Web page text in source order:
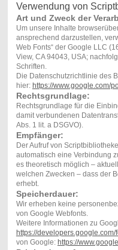
Verwendung von
Art und Zweck der
Um unsere Inhalte
ansprechend darzustellen,
Web Fonts“ der Google LLC
View, CA 94043, USA;
Schriften.
Die Datenschutzrichtlinie des
hier: https://www.google.com/
Rechtsgrundlage:
Rechtsgrundlage für die
damit verbundenen
Abs. 1 lit. a DSGVO).
Empfänger:
Der Aufruf von
automatisch eine Verbindung
es theoretisch möglich –
welchen Zwecken – dass der
erhebt.
Speicherdauer:
Wir erheben keine
von Google Webfonts.
Weitere Informationen zu
https://developers.google.com/
von Google: https://